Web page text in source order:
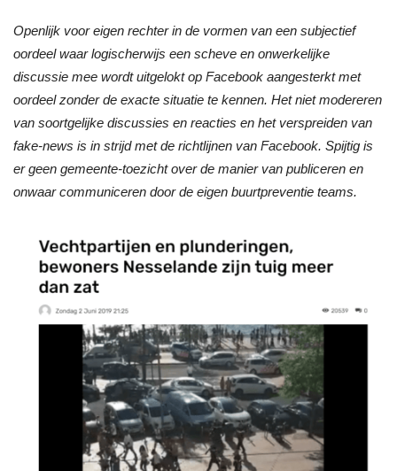
Openlijk voor eigen rechter in de vormen van een subjectief
oordeel waar logischerwijs een scheve en onwerkelijke
discussie mee wordt uitgelokt op Facebook aangesterkt met
oordeel zonder de exacte situatie te kennen. Het niet modereren
van soortgelijke discussies en reacties en het verspreiden van
fake-news is in strijd met de richtlijnen van Facebook. Spijtig is
er geen gemeente-toezicht over de manier van publiceren en
onwaar communiceren door de eigen buurtpreventie teams.